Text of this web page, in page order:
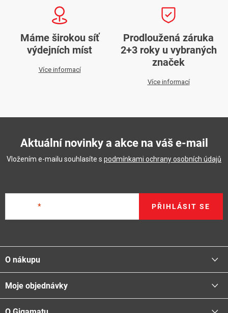
Máme širokou síť
výdejních míst
Více informací
Prodloužená záruka
2+3 roky u vybraných
značek
Více informací
Aktuální novinky a akce na váš e-mail
Vložením e-mailu souhlasíte s podmínkami ochrany osobních údajů
PŘIHLÁSIT SE
á
p
a
O nákupu
Proč nakupovat u nás
Moje objednávky